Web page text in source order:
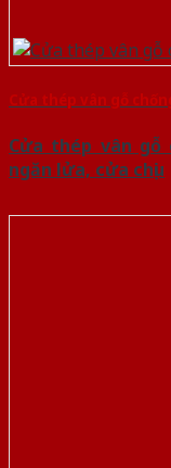
Cửa thép vân gỗ
Cửa thép vân
ngăn lửa, cửa chịu